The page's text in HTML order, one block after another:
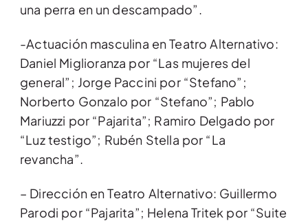
una perra en un descampado”.
-Actuación masculina en Teatro Alternativo:
Daniel Miglioranza por “Las mujeres del
general”; Jorge Paccini por “Stefano”;
Norberto Gonzalo por “Stefano”; Pablo
Mariuzzi por “Pajarita”; Ramiro Delgado por
“Luz testigo”; Rubén Stella por “La
revancha”.
– Dirección en Teatro Alternativo: Guillermo
Parodi por “Pajarita”; Helena Tritek por “Suite